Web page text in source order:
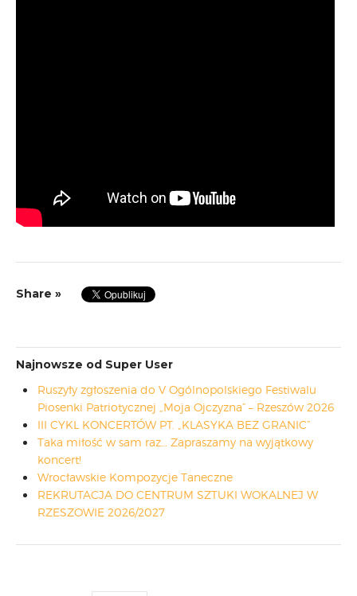
Share »
Najnowsze od Super User
Ruszyły zgłoszenia do V Ogólnopolskiego Festiwalu
Piosenki Patriotycznej „Moja Ojczyzna” – Rzeszów 2026
III CYKL KONCERTÓW PT. „KLASYKA BEZ GRANIC”
Taka miłość w sam raz… Zapraszamy na wyjątkowy
koncert!
Wrocławskie Kompozycje Taneczne
REKRUTACJA DO CENTRUM SZTUKI WOKALNEJ W
RZESZOWIE 2026/2027